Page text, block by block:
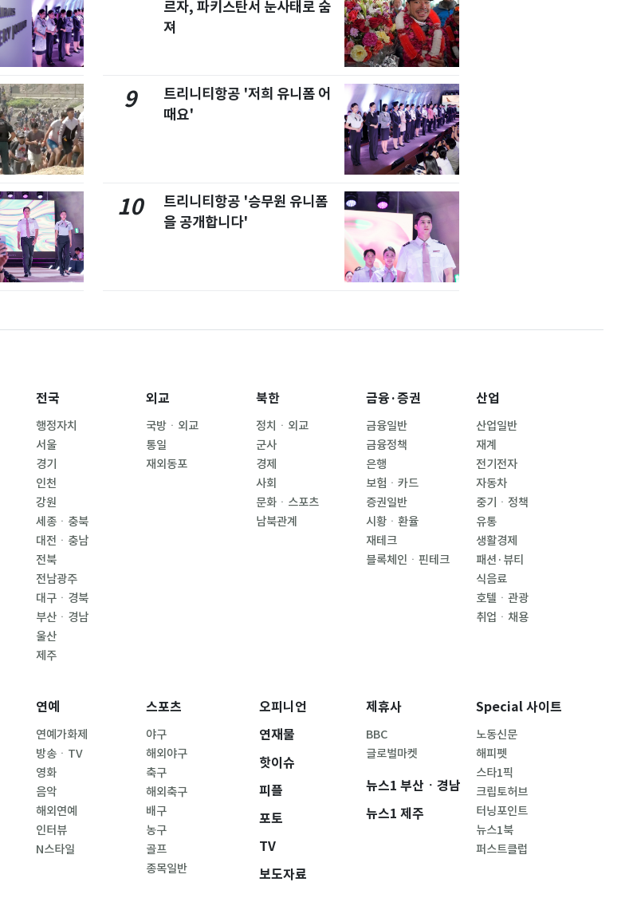
르자, 파키스탄서 눈사태로 숨
져
9
트리니티항공 '저희 유니폼 어
때요'
10
트리니티항공 '승무원 유니폼
을 공개합니다'
전국
행정자치
서울
경기
인천
강원
세종ㆍ충북
대전ㆍ충남
전북
전남광주
대구ㆍ경북
부산ㆍ경남
울산
제주
외교
국방ㆍ외교
통일
재외동포
북한
정치ㆍ외교
군사
경제
사회
문화ㆍ스포츠
남북관계
금융·증권
금융일반
금융정책
은행
보험ㆍ카드
증권일반
시황ㆍ환율
재테크
블록체인ㆍ핀테크
산업
산업일반
재계
전기전자
자동차
중기ㆍ정책
유통
생활경제
패션·뷰티
식음료
호텔ㆍ관광
취업ㆍ채용
연예
연예가화제
방송ㆍTV
영화
음악
해외연예
인터뷰
N스타일
스포츠
야구
해외야구
축구
해외축구
배구
농구
골프
종목일반
오피니언
연재물
핫이슈
피플
포토
TV
보도자료
제휴사
BBC
글로벌마켓
뉴스1 부산ㆍ경남
뉴스1 제주
Special 사이트
노동신문
해피펫
스타1픽
크립토허브
터닝포인트
뉴스1북
퍼스트클럽